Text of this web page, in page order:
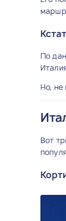
По
Но, не
Вот